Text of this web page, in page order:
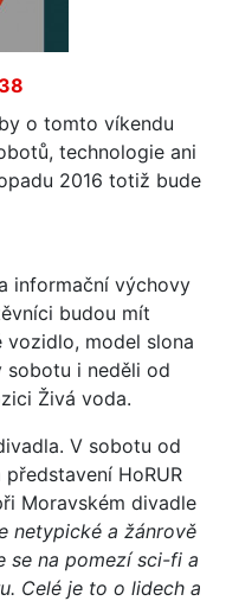
o tomto víkendu
technologie ani
2016 totiž bude
informační výchovy
budou mít
model slona
sobotu i neděli od
Živá voda.
V sobotu od
HoRUR
Moravském divadle
netypické a žánrově
se na pomezí sci-fi a
Celé je to o lidech a